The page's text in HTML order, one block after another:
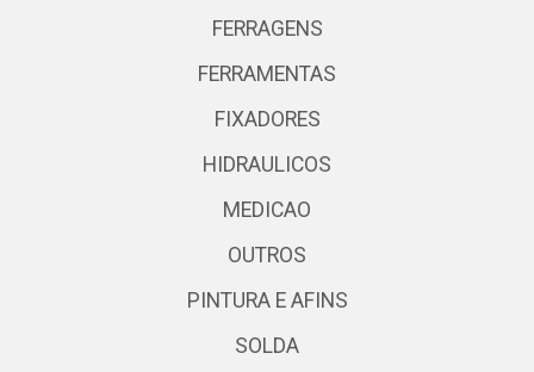
FERRAGENS
FERRAMENTAS
FIXADORES
HIDRAULICOS
MEDICAO
OUTROS
PINTURA E AFINS
SOLDA